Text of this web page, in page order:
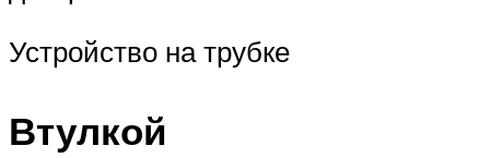
Устройство на трубке
Втулкой